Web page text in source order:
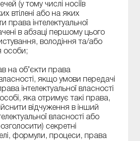
(у тому числі носіїв
втілені або на яких
права інтелектуальної
в абзаці першому цього
володіння та/або
особи;
на об’єкти права
власності, якщо умови передачі
інтелектуальної власності
яка отримує такі права,
відчуження в інший
власності або
секретні
формули, процеси, права